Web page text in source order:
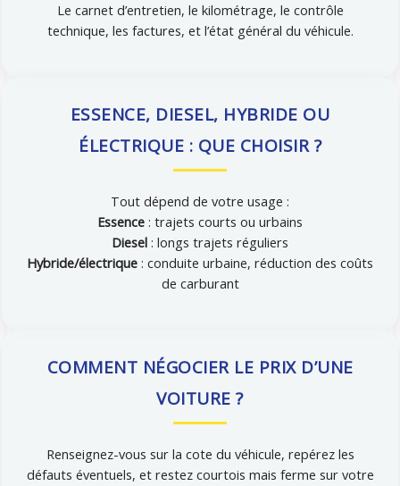
Le carnet d’entretien, le kilométrage, le contrôle
technique, les factures, et l’état général du véhicule.
ESSENCE, DIESEL, HYBRIDE OU
ÉLECTRIQUE : QUE CHOISIR ?
Tout dépend de votre usage :
Essence : trajets courts ou urbains
Diesel : longs trajets réguliers
Hybride/électrique : conduite urbaine, réduction des coûts
de carburant
COMMENT NÉGOCIER LE PRIX D’UNE
VOITURE ?
Renseignez-vous sur la cote du véhicule, repérez les
défauts éventuels, et restez courtois mais ferme sur votre